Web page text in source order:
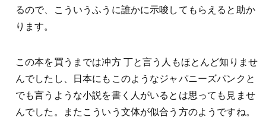
るので、こういうふうに誰かに示唆してもらえると助か
ります。
この本を買うまでは冲方 丁と言う人もほとんど知りませ
んでしたし、日本にもこのようなジャパニーズパンクと
でも言うような小説を書く人がいるとは思っても見ませ
んでした。またこういう文体が似合う方のようですね。